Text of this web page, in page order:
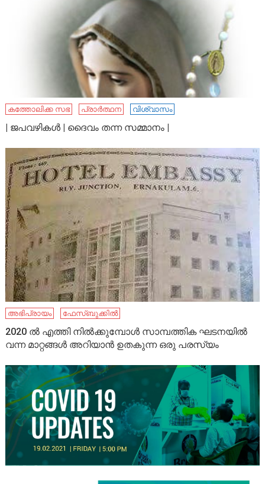
കത്തോലിക്ക സഭ പ്രാർത്ഥന വിശ്വാസം
| ജപവഴികൾ | ദൈവം തന്ന സമ്മാനം |
അഭിപ്രായം ഫേസ്ബുക്കിൽ
2020 ൽ എത്തി നിൽക്കുമ്പോൾ സാമ്പത്തിക ഘടനയിൽ
വന്ന മാറ്റങ്ങൾ അറിയാൻ ഉതകുന്ന ഒരു പരസ്യം